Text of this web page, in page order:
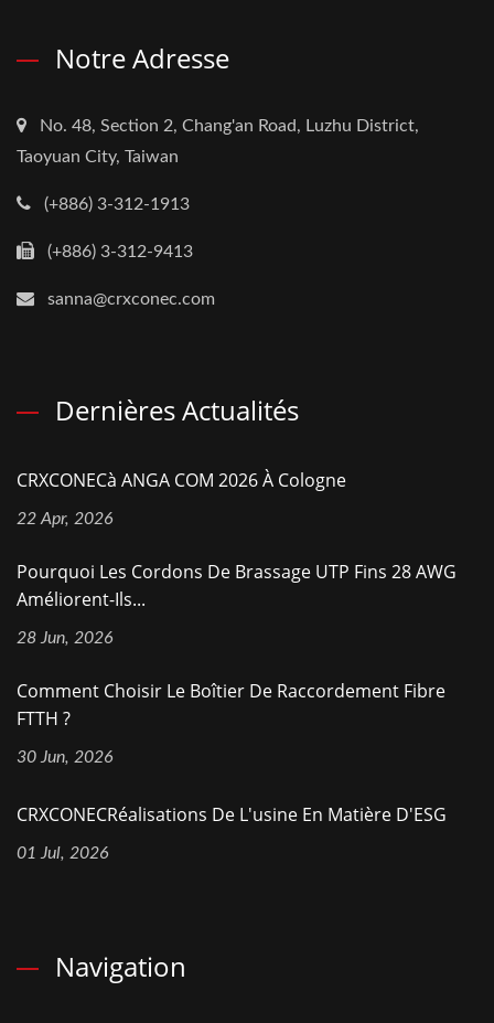
Notre Adresse
No. 48, Section 2, Chang'an Road, Luzhu District,
Taoyuan City, Taiwan
(+886) 3-312-1913
(+886) 3-312-9413
sanna@crxconec.com
Dernières Actualités
CRXCONECà ANGA COM 2026 À Cologne
22 Apr, 2026
Pourquoi Les Cordons De Brassage UTP Fins 28 AWG
Améliorent-Ils...
28 Jun, 2026
Comment Choisir Le Boîtier De Raccordement Fibre
FTTH ?
30 Jun, 2026
CRXCONECRéalisations De L'usine En Matière D'ESG
01 Jul, 2026
Navigation